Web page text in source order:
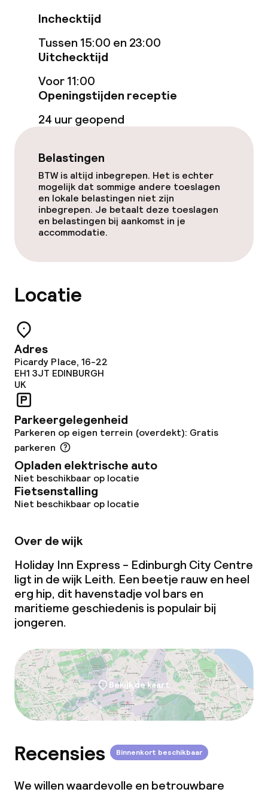
Bar
Eet- en drinkdiensten
Ontbijtbuffet
Schoonmaakvoorzieningen
Wasservice
Zakelijke faciliteiten
Beleid
Inchecktijd
Tussen 15:00 en 23:00
Uitchecktijd
Voor 11:00
Openingstijden receptie
24 uur geopend
Belastingen
BTW is altijd inbegrepen. Het is echter
mogelijk dat sommige andere toeslagen
en lokale belastingen niet zijn
inbegrepen. Je betaalt deze toeslagen
en belastingen bij aankomst in je
accommodatie.
Locatie
Adres
Picardy Place, 16-22
EH1 3JT EDINBURGH
UK
Parkeergelegenheid
Parkeren op eigen terrein (overdekt): Gratis
parkeren
Opladen elektrische auto
Niet beschikbaar op locatie
Fietsenstalling
Niet beschikbaar op locatie
Over de wijk
Holiday Inn Express - Edinburgh City Centre
ligt in de wijk Leith. Een beetje rauw en heel
erg hip, dit havenstadje vol bars en
maritieme geschiedenis is populair bij
jongeren.
Bekijk de kaart
Recensies Binnenkort beschikbaar
We willen waardevolle en betrouwbare